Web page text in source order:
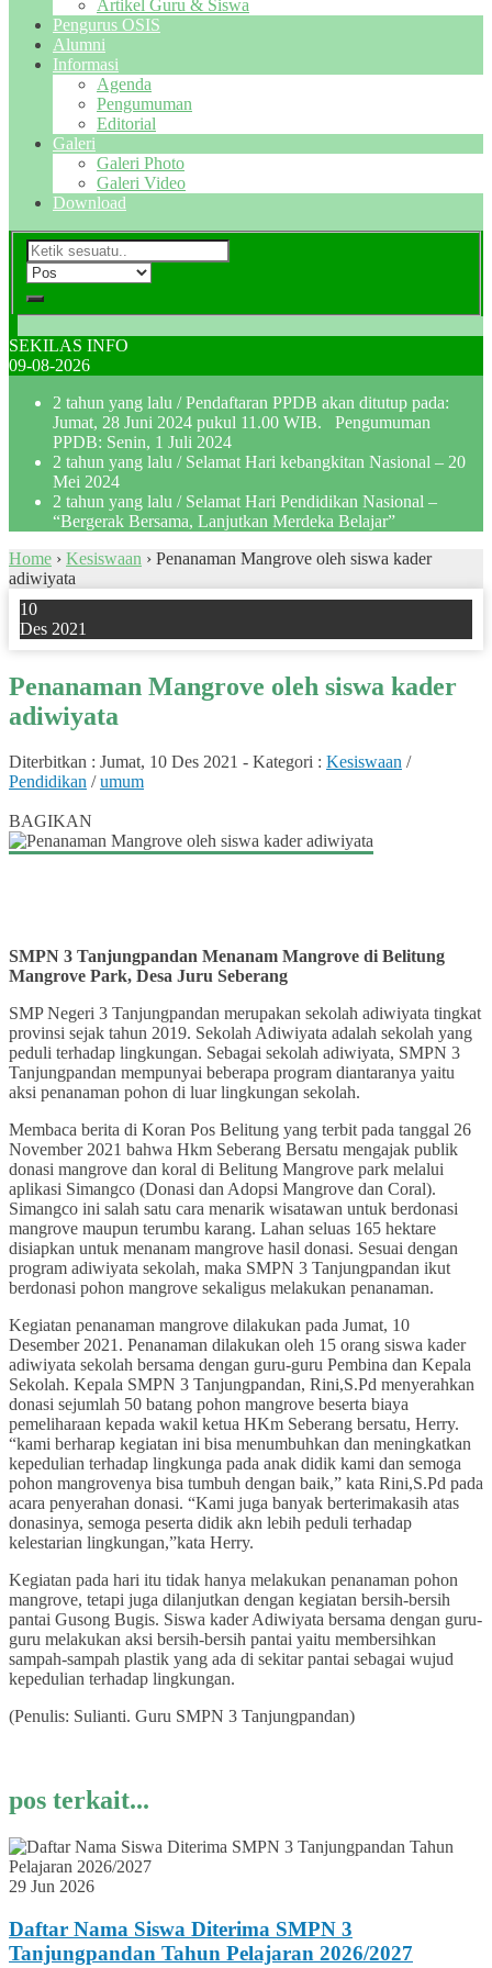
Artikel Guru & Siswa
Pengurus OSIS
Alumni
Informasi
Agenda
Pengumuman
Editorial
Galeri
Galeri Photo
Galeri Video
Download
SEKILAS INFO
09-08-2026
2 tahun yang lalu / Pendaftaran PPDB akan ditutup pada:
Jumat, 28 Juni 2024 pukul 11.00 WIB. Pengumuman
PPDB: Senin, 1 Juli 2024
2 tahun yang lalu / Selamat Hari kebangkitan Nasional – 20
Mei 2024
2 tahun yang lalu / Selamat Hari Pendidikan Nasional –
“Bergerak Bersama, Lanjutkan Merdeka Belajar”
Home › Kesiswaan › Penanaman Mangrove oleh siswa kader
adiwiyata
10
Des 2021
Penanaman Mangrove oleh siswa kader
adiwiyata
Diterbitkan : Jumat, 10 Des 2021 - Kategori : Kesiswaan /
Pendidikan /umum
BAGIKAN
SMPN 3 Tanjungpandan Menanam Mangrove di Belitung
Mangrove Park, Desa Juru Seberang
SMP Negeri 3 Tanjungpandan merupakan sekolah adiwiyata tingkat
provinsi sejak tahun 2019. Sekolah Adiwiyata adalah sekolah yang
peduli terhadap lingkungan. Sebagai sekolah adiwiyata, SMPN 3
Tanjungpandan mempunyai beberapa program diantaranya yaitu
aksi penanaman pohon di luar lingkungan sekolah.
Membaca berita di Koran Pos Belitung yang terbit pada tanggal 26
November 2021 bahwa Hkm Seberang Bersatu mengajak publik
donasi mangrove dan koral di Belitung Mangrove park melalui
aplikasi Simangco (Donasi dan Adopsi Mangrove dan Coral).
Simangco ini salah satu cara menarik wisatawan untuk berdonasi
mangrove maupun terumbu karang. Lahan seluas 165 hektare
disiapkan untuk menanam mangrove hasil donasi. Sesuai dengan
program adiwiyata sekolah, maka SMPN 3 Tanjungpandan ikut
berdonasi pohon mangrove sekaligus melakukan penanaman.
Kegiatan penanaman mangrove dilakukan pada Jumat, 10
Desember 2021. Penanaman dilakukan oleh 15 orang siswa kader
adiwiyata sekolah bersama dengan guru-guru Pembina dan Kepala
Sekolah. Kepala SMPN 3 Tanjungpandan, Rini,S.Pd menyerahkan
donasi sejumlah 50 batang pohon mangrove beserta biaya
pemeliharaan kepada wakil ketua HKm Seberang bersatu, Herry.
“kami berharap kegiatan ini bisa menumbuhkan dan meningkatkan
kepedulian terhadap lingkunga pada anak didik kami dan semoga
pohon mangrovenya bisa tumbuh dengan baik,” kata Rini,S.Pd pada
acara penyerahan donasi. “Kami juga banyak berterimakasih atas
donasinya, semoga peserta didik akn lebih peduli terhadap
kelestarian lingkungan,”kata Herry.
Kegiatan pada hari itu tidak hanya melakukan penanaman pohon
mangrove, tetapi juga dilanjutkan dengan kegiatan bersih-bersih
pantai Gusong Bugis. Siswa kader Adiwiyata bersama dengan guru-
guru melakukan aksi bersih-bersih pantai yaitu membersihkan
sampah-sampah plastik yang ada di sekitar pantai sebagai wujud
kepedulian terhadap lingkungan.
(Penulis: Sulianti. Guru SMPN 3 Tanjungpandan)
pos terkait...
29 Jun 2026
Daftar Nama Siswa Diterima SMPN 3
Tanjungpandan Tahun Pelajaran 2026/2027